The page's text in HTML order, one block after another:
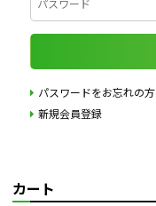
パスワードをお忘れの方
新規会員登録
カート